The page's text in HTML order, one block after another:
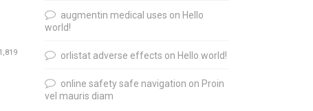
1,819
augmentin medical uses on Hello
world!
orlistat adverse effects on Hello world!
online safety safe navigation on Proin
vel mauris diam